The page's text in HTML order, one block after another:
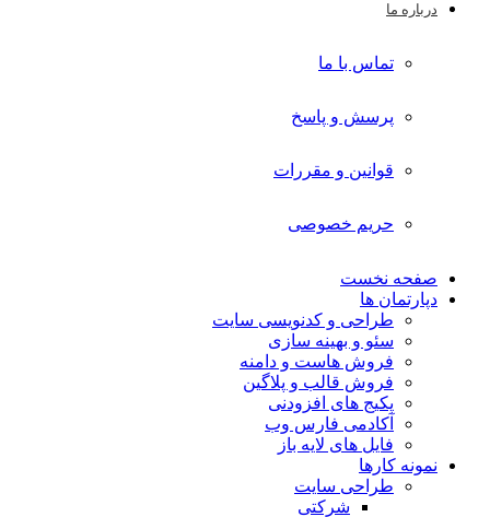
درباره ما
تماس با ما
پرسش و پاسخ
قوانین و مقررات
حریم خصوصی
صفحه نخست
دپارتمان ها
طراحی و کدنویسی سایت
سئو و بهینه سازی
فروش هاست و دامنه
فروش قالب و پلاگین
پکیج های افزودنی
آکادمی فارس وب
فایل های لایه باز
نمونه کارها
طراحی سایت
شرکتی